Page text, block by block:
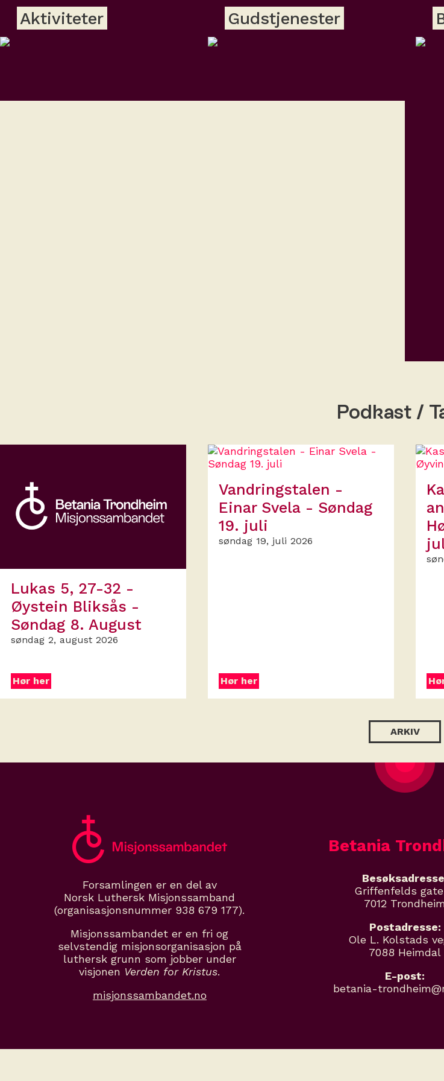
Aktiviteter Gudstjenester
Podkast /
Lukas 5, 27-32 -
Øystein Bliksås -
Søndag 8. August
søndag 2, august 2026
Hør her
Vandringstalen -
Einar Svela - Søndag
19. juli
søndag 19, juli 2026
Hør her
ARKIV
Forsamlingen er en del av
Norsk Luthersk Misjonssamband
(organisasjonsnummer 938 679 177).
Misjonssambandet er en fri og
selvstendig misjonsorganisasjon på
luthersk grunn som jobber under
visjonen Verden for Kristus.
misjonssambandet.no
Betania
Griffenfelds
7012
Postadresse:
Ole L. Kolstads
7088 Heimdal
E-post:
betania-